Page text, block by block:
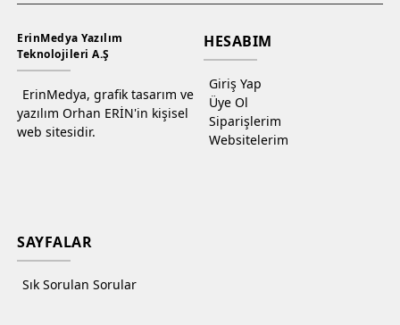
ErinMedya Yazılım
Teknolojileri A.Ş
ErinMedya, grafik tasarım ve
yazılım Orhan ERİN'in kişisel
web sitesidir.
HESABIM
Giriş Yap
Üye Ol
Siparişlerim
Websitelerim
SAYFALAR
Sık Sorulan Sorular